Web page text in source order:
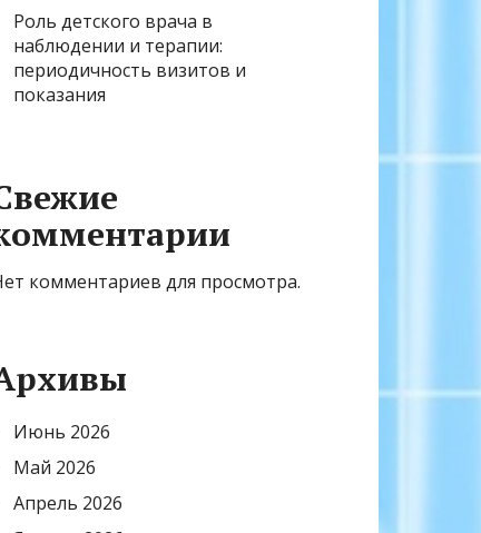
Роль детского врача в
наблюдении и терапии:
периодичность визитов и
показания
комментариев для просмотра.
Июнь 2026
Май 2026
Апрель 2026